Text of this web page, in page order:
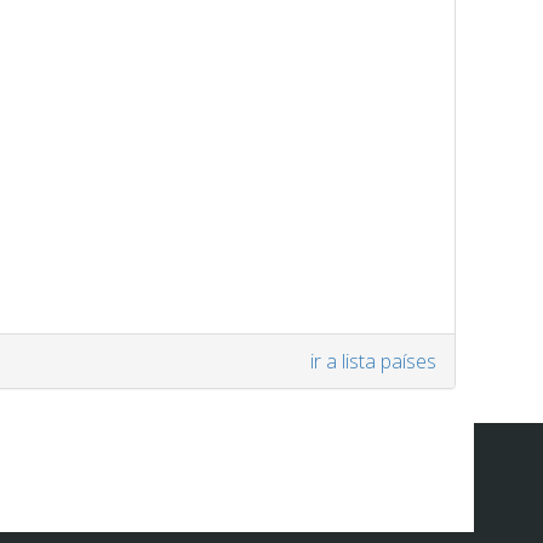
ir a lista países